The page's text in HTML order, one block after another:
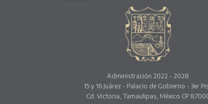
Administración 2022 - 2028
15 y 16 Juárez - Palacio de Gobierno - 3er
Cd. Victoria, Tamaulipas, México CP